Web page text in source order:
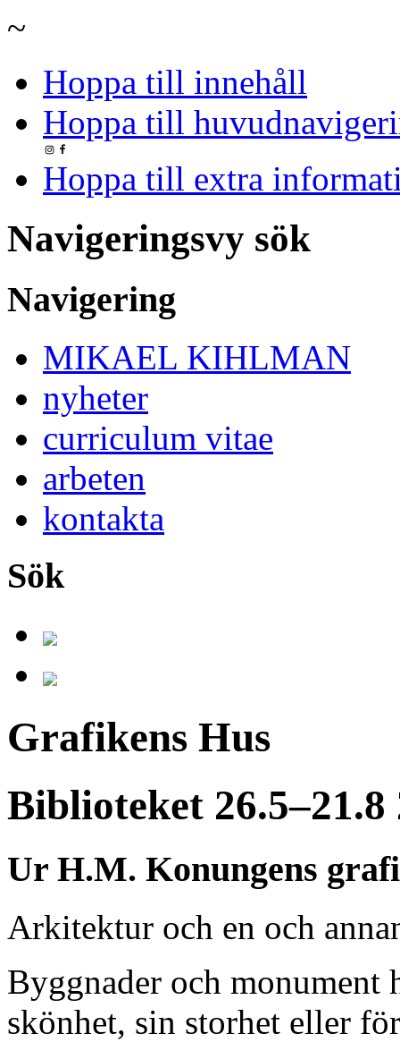
~
Hoppa till innehåll
Hoppa till
Hoppa till extra
Navigeringsvy sök
Navigering
MIKAEL KIHLMAN
nyheter
curriculum vitae
arbeten
kontakta
Sök
Grafikens Hus
Biblioteket 26.5–21.8
Ur H.M. Konungens
Arkitektur och en och
Byggnader och
skönhet, sin storhet eller